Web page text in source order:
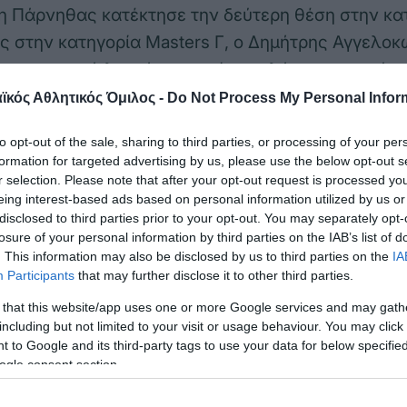
Αθλητικός Όμιλος - Do Not Process My Personal
opt-out of the sale, sharing to third parties, or processing of your
for targeted advertising by us, please use the below opt-out
selection. Please note that after your opt-out request is processed
interest-based ads based on personal information utilized by us
to third parties prior to your opt-out. You may separately
of your personal information by third parties on the IAB’s list of
This information may also be disclosed by us to third parties on the
Participants that may further disclose it to other third parties.
that this website/app uses one or more Google services and may
but not limited to your visit or usage behaviour. You may
to Google and its third-party tags to use your data for below
consent section.
Πάρνηθας κατέκτησε την δεύτερη θέση στην
στην κατηγορία Masters Γ, ο Δημήτρης
για αρκετά λεπτά την εκκίνηση λόγω τεχνικού
14η θέση ενώ ο Παναγιώτης Ζακυνθινός στην